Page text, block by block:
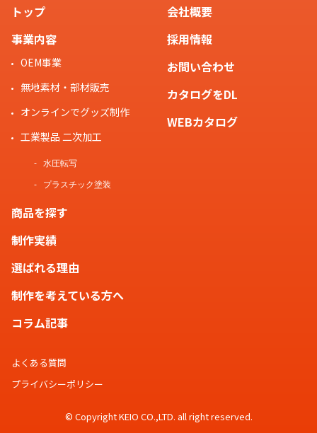
トップ
事業内容
OEM事業
無地素材・部材販売
オンラインでグッズ制作
工業製品 二次加工
水圧転写
プラスチック塗装
商品を探す
制作実績
選ばれる理由
制作を考えている方へ
コラム記事
会社概要
採用情報
お問い合わせ
カタログをDL
WEBカタログ
よくある質問
プライバシーポリシー
© Copyright KEIO CO.,LTD. all right reserved.